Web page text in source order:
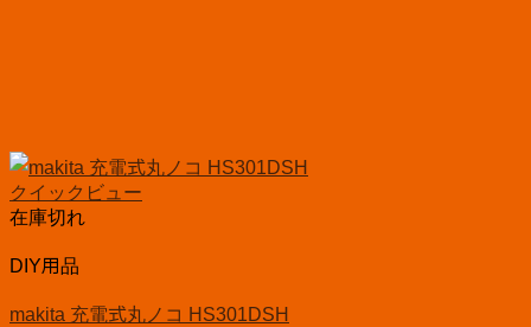
クイックビュー
在庫切れ
DIY用品
makita 充電式丸ノコ HS301DSH